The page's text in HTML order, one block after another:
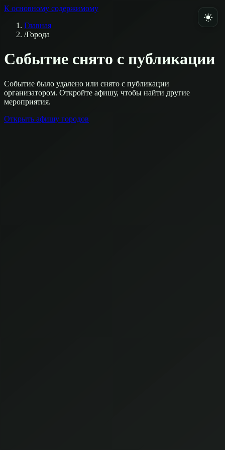
К основному содержимому
Главная
/Города
Событие снято с публикации
Событие было удалено или снято с публикации
организатором. Откройте афишу, чтобы найти другие
мероприятия.
Открыть афишу городов